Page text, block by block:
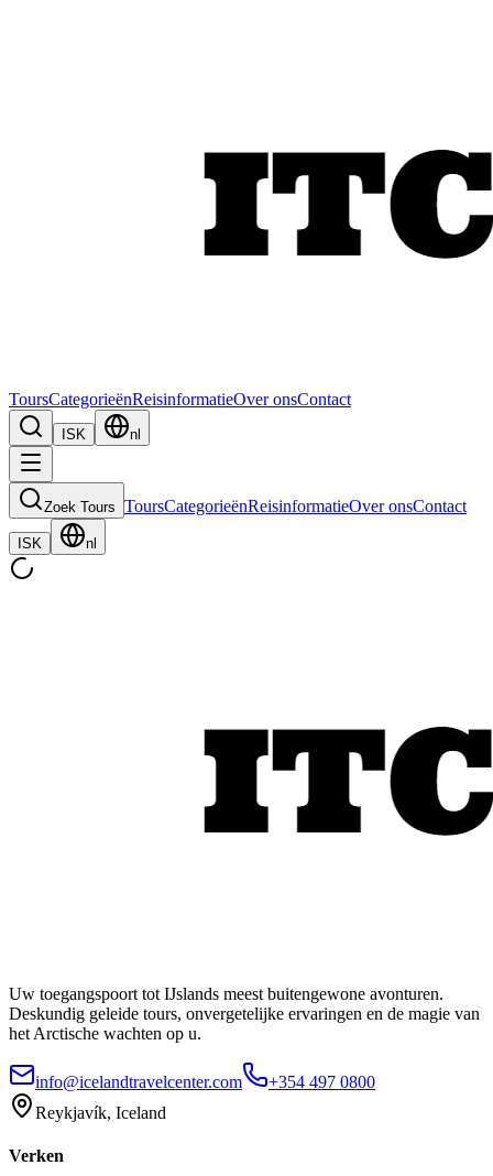
ToursCategorieënReisinformatieOver onsContact
ISK nl
Zoek Tours ToursCategorieënReisinformatieOver onsContact
ISK nl
Uw toegangspoort tot IJslands meest buitengewone avonturen.
Deskundig geleide tours, onvergetelijke ervaringen en de magie van
het Arctische wachten op u.
info@icelandtravelcenter.com
+354 497 0800
Reykjavík, Iceland
Verken